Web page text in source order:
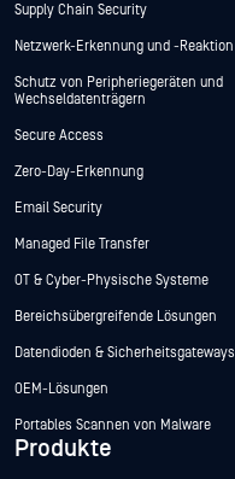
Supply Chain Security
Netzwerk-Erkennung und -Reaktion
Schutz von Peripheriegeräten und
Wechseldatenträgern
Secure Access
Zero-Day-Erkennung
Email Security
Managed File Transfer
OT & Cyber-Physische Systeme
Bereichsübergreifende Lösungen
Datendioden & Sicherheitsgateways
OEM-Lösungen
Portables Scannen von Malware
Produkte